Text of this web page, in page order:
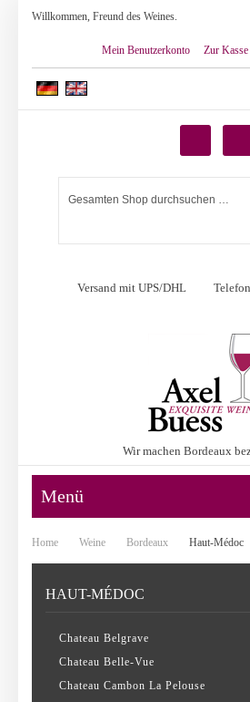
Willkommen, Freund des Weines.
Mein Benutzerkonto Zur Kasse
Versand mit UPS/DHL
Wir machen Bordeaux
Menü
Home Weine Bordeaux Haut-Médoc
HAUT-MÉDOC
Chateau Belgrave
Chateau Belle-Vue
Chateau Cambon La Pelouse